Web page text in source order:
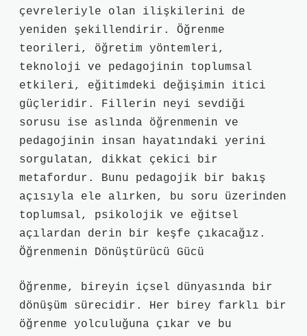
çevreleriyle olan ilişkilerini de
yeniden şekillendirir. Öğrenme
teorileri, öğretim yöntemleri,
teknoloji ve pedagojinin toplumsal
etkileri, eğitimdeki değişimin itici
güçleridir. Fillerin neyi sevdiği
sorusu ise aslında öğrenmenin ve
pedagojinin insan hayatındaki yerini
sorgulatan, dikkat çekici bir
metafordur. Bunu pedagojik bir bakış
açısıyla ele alırken, bu soru üzerinden
toplumsal, psikolojik ve eğitsel
açılardan derin bir keşfe çıkacağız.
Öğrenmenin Dönüştürücü Gücü
Öğrenme, bireyin içsel dünyasında bir
dönüşüm sürecidir. Her birey farklı bir
öğrenme yolculuğuna çıkar ve bu